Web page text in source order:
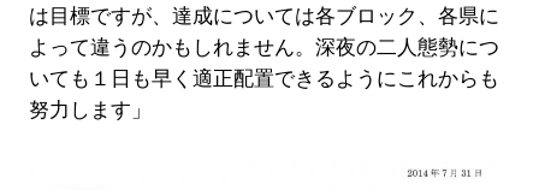
は目標ですが、達成については各ブロック、各県に
よって違うのかもしれません。深夜の二人態勢につ
いても１日も早く適正配置できるようにこれからも
努力します」